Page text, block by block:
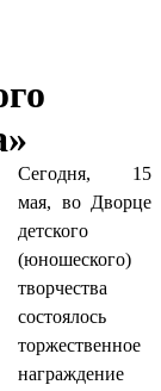
Сегодня, 15
мая, во Дворце
детского
(юношеского)
творчества
состоялось
торжественное
награждение